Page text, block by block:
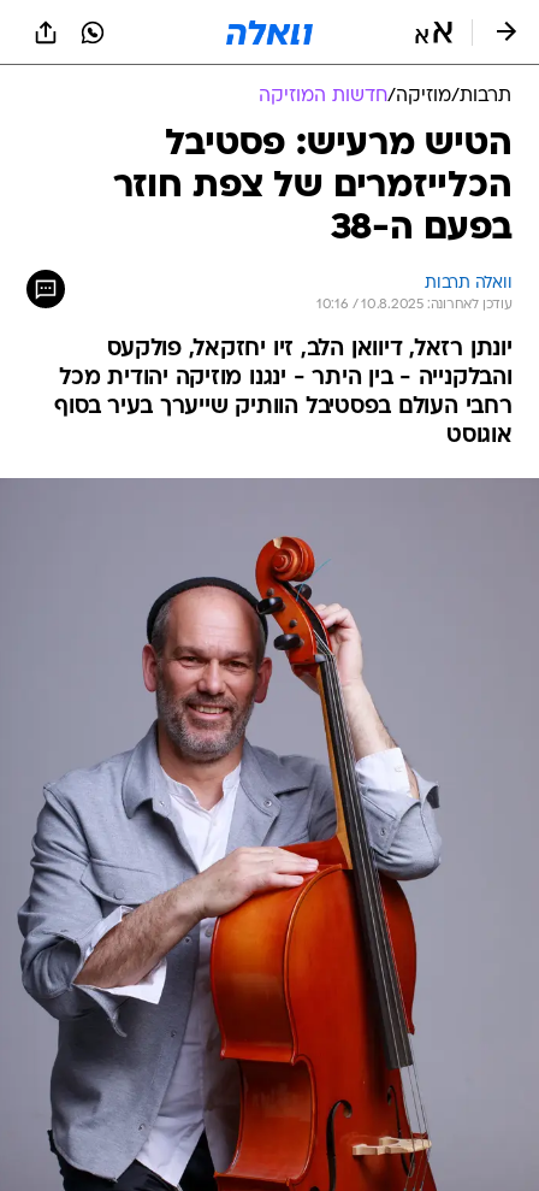
תרבות/מוזיקה/חדשות המוזיקה
הטיש מרעיש: פסטיבל
הכלייזמרים של צפת חוזר
בפעם ה-38
וואלה תרבות
עודכן לאחרונה: 10.8.2025 / 10:16
יונתן רזאל, דיוואן הלב, זיו יחזקאל, פולקעס
והבלקנייה - בין היתר - ינגנו מוזיקה יהודית מכל
רחבי העולם בפסטיבל הוותיק שייערך בעיר בסוף
אוגוסט